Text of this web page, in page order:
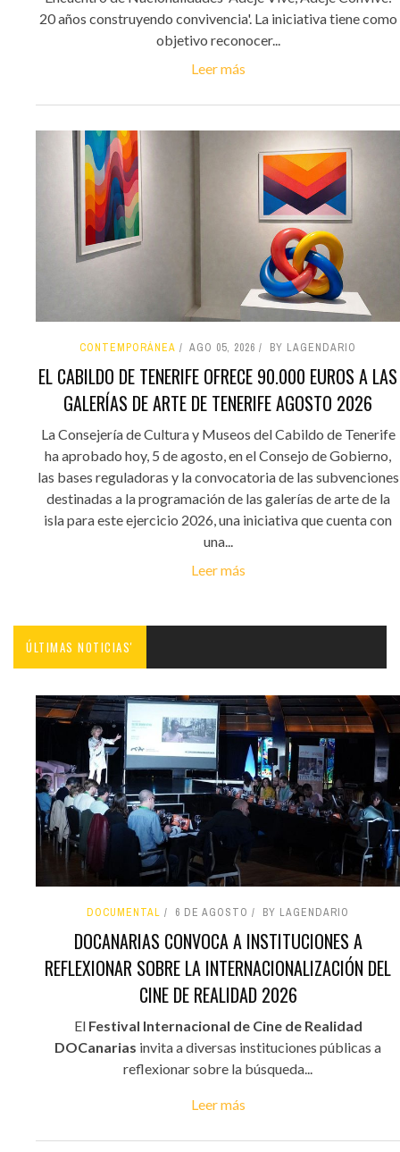
20 años construyendo convivencia'. La iniciativa tiene como
objetivo reconocer...
Leer más
CONTEMPORÁNEA AGO 05, 2026 BY LAGENDARIO
EL CABILDO DE TENERIFE OFRECE 90.000 EUROS A LAS
GALERÍAS DE ARTE DE TENERIFE AGOSTO 2026
La Consejería de Cultura y Museos del Cabildo de Tenerife
ha aprobado hoy, 5 de agosto, en el Consejo de Gobierno,
las bases reguladoras y la convocatoria de las subvenciones
destinadas a la programación de las galerías de arte de la
isla para este ejercicio 2026, una iniciativa que cuenta con
una...
Leer más
ÚLTIMAS NOTICIAS'
DOCUMENTAL 6 DE AGOSTO BY LAGENDARIO
DOCANARIAS CONVOCA A INSTITUCIONES A
REFLEXIONAR SOBRE LA INTERNACIONALIZACIÓN DEL
CINE DE REALIDAD 2026
El Festival Internacional de Cine de Realidad
DOCanarias invita a diversas instituciones públicas a
reflexionar sobre la búsqueda...
Leer más